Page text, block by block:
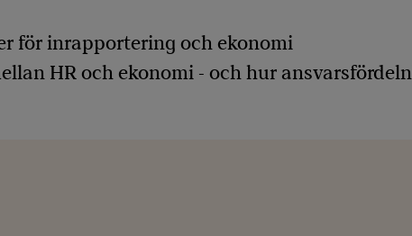
för inrapportering och ekonomi
HR och ekonomi - och hur